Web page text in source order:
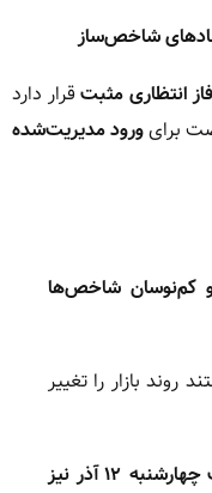
شاخص‌ساز
فاز انتظاری مثبتقرار دارد
برایورود مدیریت‌شده
کم‌نوسان شاخص‌ها
روند بازار را تغییر
معاملات چهارشنبه ۱۲ آذر نیز